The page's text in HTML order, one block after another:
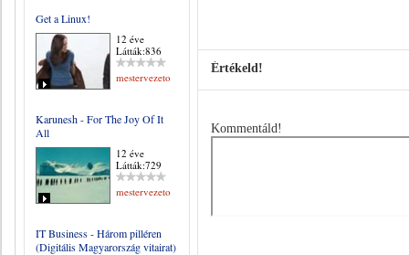
Get a Linux!
12 éve
Látták:836
mestervezeto
Karunesh - For The Joy Of It
All
12 éve
Látták:729
mestervezeto
IT Business - Három pilléren
(Digitális Magyarország vitairat)
Értékeld!
Kommentáld!